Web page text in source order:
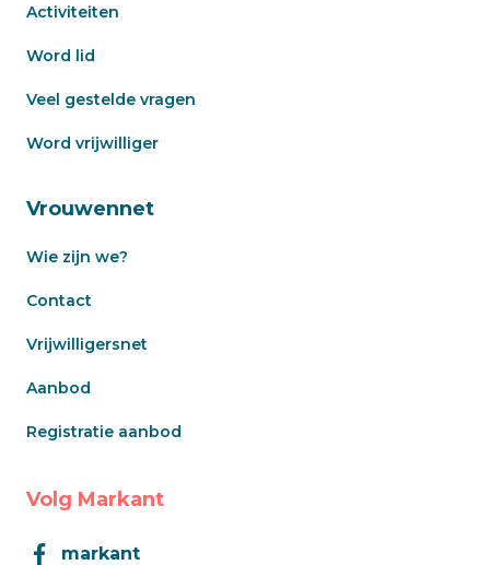
Activiteiten
Word lid
Veel gestelde vragen
Word vrijwilliger
Vrouwennet
Wie zijn we?
Contact
Vrijwilligersnet
Aanbod
Registratie aanbod
Volg Markant
markant